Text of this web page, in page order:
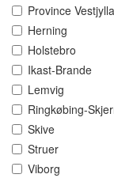
Province
Herning
Holstebro
Ikast-Brande
Lemvig
Ringkøbing-
Skive
Struer
Viborg